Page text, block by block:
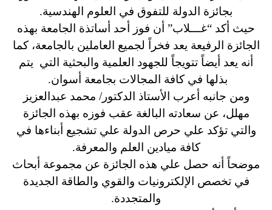
بجائزة الدولة للتفوق في العلوم الهندسية.
حيث أكد “غـــلاب” أن فوز أحد أساتذة الجامعة بهذه
الجائزة الرفيعة يعد فخراً لجميع العاملين بالجامعة، كما
أنه يعد أيضاً تتويجاً للجهود العلمية والبحثية التي يتم
بذلها في كافة المجالات بجامعة أسوان.
ومن جانبه أعرب الأستاذ الدكتور/ محمد عبدالعزيز
مهلل، عن سعادته البالغة عقب فوزه بهذه الجائزة
والتي تؤكد علي حرص الدولة علي تشجيع أبناءها في
كافة ميادين العلم والمعرفة.
موضحاً أنه حصل علي هذه الجائزة عن مجموعة أبحاث
في تخصص الإلكترونيات والقوي والطاقة الجديدة
والمتجددة.